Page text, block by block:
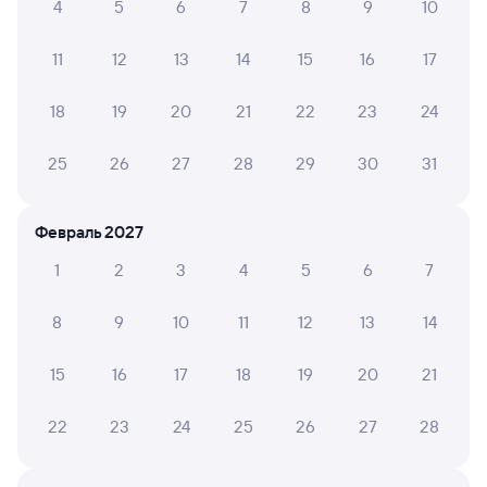
Омск
Богданович
10:46 21:13
Дни следования ближайшие: 6, 7, 8 августа Маршрут
Плацкарт Купе
из Новокузнецка (ж/д вокзал)
в Москву Казанскую
4 5 6 7 8 9 10
11 12 13 14 15 16 17
18 19 20 21 22 23 24
25 26 27 28 29 30 31
Февраль 2027
1
2 3 4 5 6 7
8 9 10 11 12 13 14
15 16 17 18 19 20 21
22 23 24 25 26 27 28